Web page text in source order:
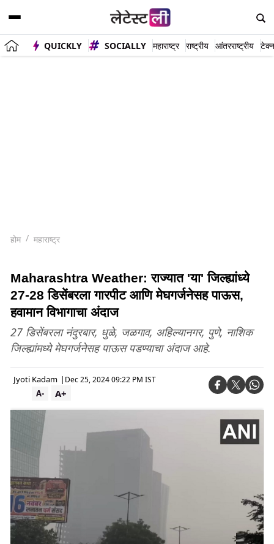
QUICKLY SOCIALLY महाराष्ट्र राष्ट्रीय आंतरराष्ट्रीय
होम महाराष्ट्र
Maharashtra Weather: राज्यात 'या' जिल्ह्यांध्ये
27-28 डिसेंबरला गारपीट आणि मेघगर्जनेसह पाऊस,
हवामान विभागाचा अंदाज
27 डिसेंबरला नंदुरबार, धुळे, जळगाव, अहिल्यानगर, पुणे, नाशिक
जिल्ह्यांमध्ये मेघगर्जनेसह पाऊस पडण्याचा अंदाज आहे.
Jyoti Kadam | Dec 25, 2024 09:22 PM IST
A+
A-